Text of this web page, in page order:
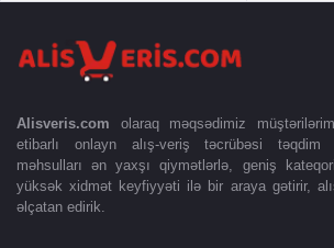
Alisveris.com olaraq məqsədimiz
etibarlı onlayn alış-veriş təcrübəsi təqdim
məhsulları ən yaxşı qiymətlərlə, geniş
yüksək xidmət keyfiyyəti ilə bir araya gətirir,
əlçatan edirik.